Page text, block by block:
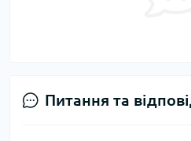
Питання та